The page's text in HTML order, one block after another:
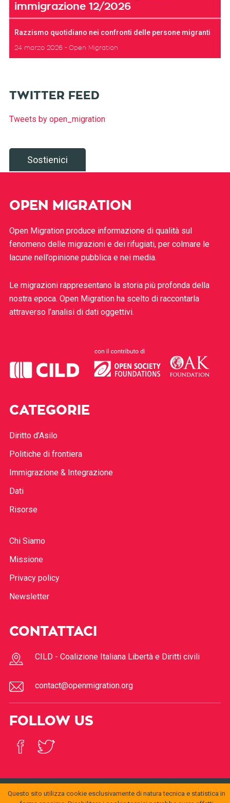
immigrazione 12/2026
Razzismo quotidiano nei confronti delle persone migranti
24 marzo 2026 Open Migration
TWITTER FEED
Tweets by open_migration
Sostienici
OPEN MIGRATION
Open Migration produce informazione di qualità sul
fenomeno delle migrazioni e dei rifugiati, per colmare le
lacune nell’opinione pubblica e nei media.
Le migrazioni rappresentano la storia più profonda della
nostra epoca. Open Migration ha scelto di raccontarla
attraverso l’analisi di dati oggettivi.
CATEGORIE
Diritto d’Asilo
Politiche di frontiera
Immigrazione & Integrazione
Dati
Risorse
Chi Siamo
Missione
Privacy policy
Newsletter
CONTATTACI
CILD - Coalizione Italiana Libertà e Diritti civili
contact@openmigration.org
FOLLOW US
Questo sito utilizza cookie esclusivamente di natura tecnica e statistica in